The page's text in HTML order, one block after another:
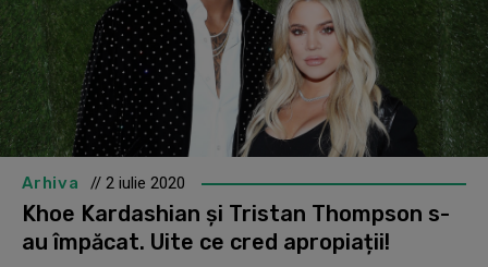
Arhiva // 2 iulie 2020
Khoe Kardashian și Tristan Thompson s-
au împăcat. Uite ce cred apropiații!